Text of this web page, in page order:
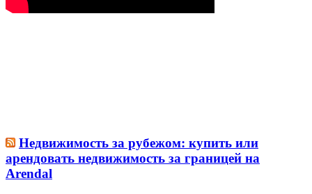
Недвижимость за рубежом: купить или
арендовать недвижимость за границей на
Arendal